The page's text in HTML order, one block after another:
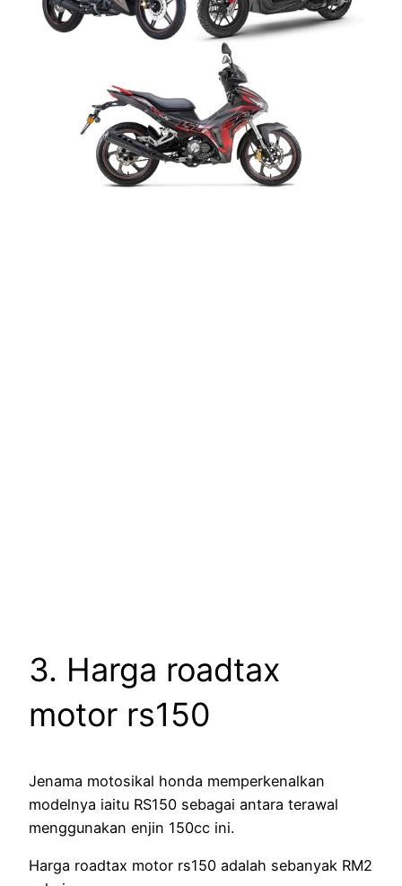
3. Harga roadtax
motor rs150
Jenama motosikal honda memperkenalkan
modelnya iaitu RS150 sebagai antara terawal
menggunakan enjin 150cc ini.
Harga roadtax motor rs150 adalah sebanyak RM2